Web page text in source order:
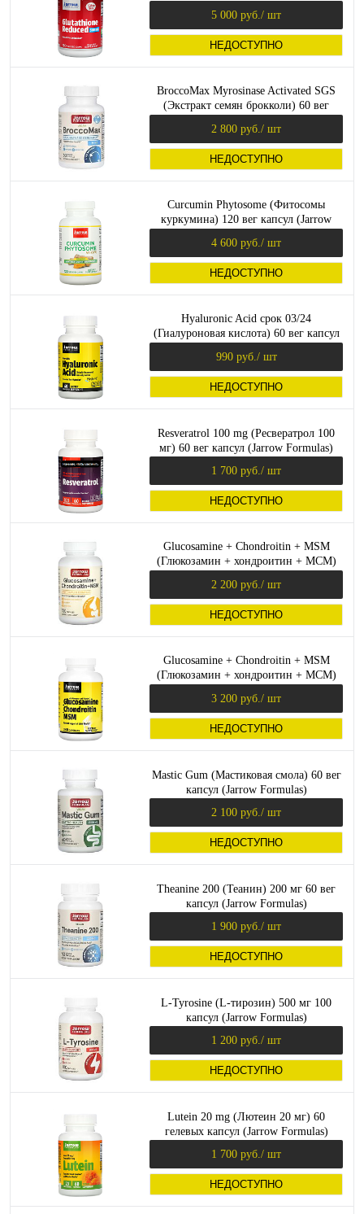
5 000 руб. / шт
НЕДОСТУПНО
BroccoMax Myrosinase Activated SGS
(Экстракт семян брокколи) 60 вег
2 800 руб. / шт
НЕДОСТУПНО
Curcumin Phytosome (Фитосомы
куркумина) 120 вег капсул (Jarrow
4 600 руб. / шт
НЕДОСТУПНО
Hyaluronic Acid срок 03/24
(Гиалуроновая кислота) 60 вег капсул
990 руб. / шт
НЕДОСТУПНО
Resveratrol 100 mg (Ресвератрол 100
мг) 60 вег капсул (Jarrow Formulas)
1 700 руб. / шт
НЕДОСТУПНО
Glucosamine + Chondroitin + MSM
(Глюкозамин + хондроитин + МСМ)
2 200 руб. / шт
НЕДОСТУПНО
Glucosamine + Chondroitin + MSM
(Глюкозамин + хондроитин + МСМ)
3 200 руб. / шт
НЕДОСТУПНО
Mastic Gum (Мастиковая смола) 60 вег
капсул (Jarrow Formulas)
2 100 руб. / шт
НЕДОСТУПНО
Theanine 200 (Теанин) 200 мг 60 вег
капсул (Jarrow Formulas)
1 900 руб. / шт
НЕДОСТУПНО
L-Tyrosine (L-тирозин) 500 мг 100
капсул (Jarrow Formulas)
1 200 руб. / шт
НЕДОСТУПНО
Lutein 20 mg (Лютеин 20 мг) 60
гелевых капсул (Jarrow Formulas)
1 700 руб. / шт
НЕДОСТУПНО